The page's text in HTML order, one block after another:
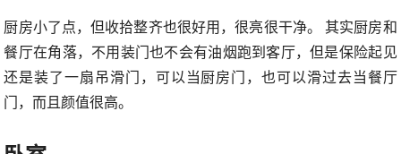
厨房小了点，但收拾整齐也很好用，很亮很干净。 其实厨房和
餐厅在角落，不用装门也不会有油烟跑到客厅，但是保险起见
还是装了一扇吊滑门，可以当厨房门，也可以滑过去当餐厅
门，而且颜值很高。